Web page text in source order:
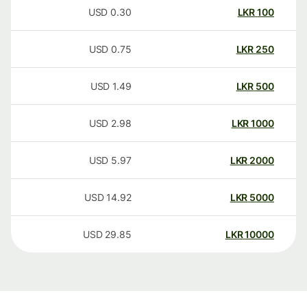
100
LKR
0.30
USD
250
LKR
0.75
USD
500
LKR
1.49
USD
1000
LKR
2.98
USD
2000
LKR
5.97
USD
5000
LKR
14.92
USD
10000
LKR
29.85
USD